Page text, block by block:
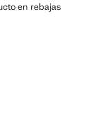
en rebajas